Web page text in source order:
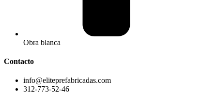
Obra blanca
Contacto
info@eliteprefabricadas.com
312-773-52-46